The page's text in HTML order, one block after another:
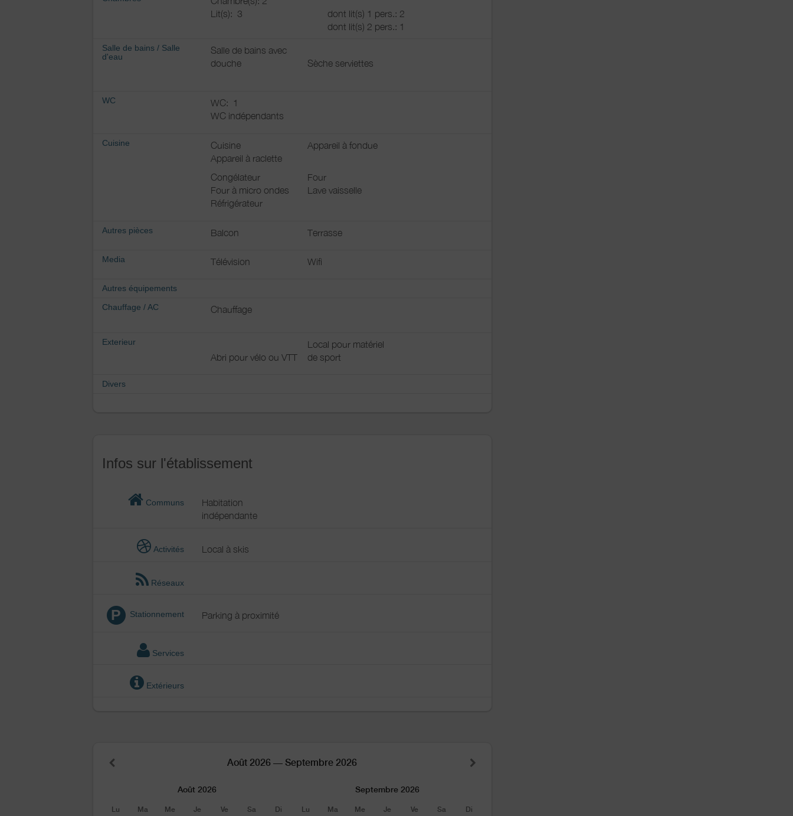
Lit(s): 3
dont lit(s) 1 pers.: 2
dont lit(s) 2 pers.: 1
Salle de bains / Salle
d'eau
Salle de bains avec
douche
Sèche serviettes
WC WC:
1
WC indépendants
Cuisine Cuisine
Appareil à fondue
Appareil à raclette
Congélateur
Four
Four à micro ondes
Lave vaisselle
Réfrigérateur
Autres pièces Balcon Terrasse
Media Télévision Wifi
Autres équipements
Chauffage / AC
Chauffage
Exterieur
Abri pour vélo ou VTT
Local pour matériel
de sport
Divers
Infos sur l'établissement
Communs
Habitation
indépendante
Activités Local à skis
Réseaux
P Stationnement Parking à proximité
Services
Extérieurs
Août 2026 — Septembre 2026
Août 2026
Lu Ma Me Je Ve Sa Di
Septembre 2026
Lu Ma Me Je Ve Sa Di